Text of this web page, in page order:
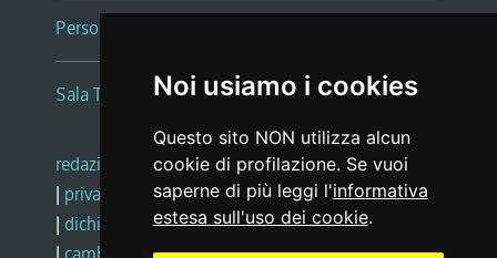
Noi usiamo i cookies
Questo sito NON utilizza alcun
cookie di profilazione. Se vuoi
saperne di più leggi l'informativa
estesa sull'uso dei cookie.
Persone e Uffici
Sala Tiziano Tessitori
redazione web |note legali |glossario
| privacy
social media policy
| dichiarazione di accessibilità |feedback